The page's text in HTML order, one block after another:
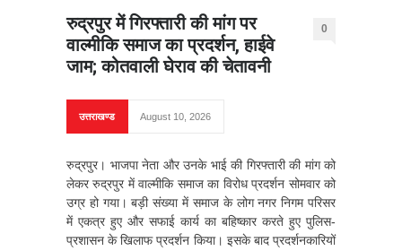
रुद्रपुर में गिरफ्तारी की मांग पर
वाल्मीकि समाज का प्रदर्शन, हाईवे
जाम; कोतवाली घेराव की चेतावनी
0
उत्तराखण्ड August 10, 2026
रुद्रपुर। भाजपा नेता और उनके भाई की गिरफ्तारी की मांग को
लेकर रुद्रपुर में वाल्मीकि समाज का विरोध प्रदर्शन सोमवार को
उग्र हो गया। बड़ी संख्या में समाज के लोग नगर निगम परिसर
में एकत्र हुए और सफाई कार्य का बहिष्कार करते हुए पुलिस-
प्रशासन के खिलाफ प्रदर्शन किया। इसके बाद प्रदर्शनकारियों